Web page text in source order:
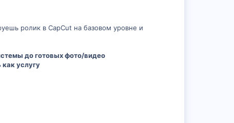
ролик в CapCut на базовом уровне и
до готовых фото/видео
услугу